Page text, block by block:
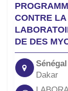
CONTRE
DE DES
Sénégal
Dakar